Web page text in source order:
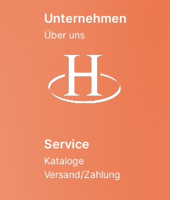
Unternehmen
Über uns
Service
Kataloge
Versand/Zahlung